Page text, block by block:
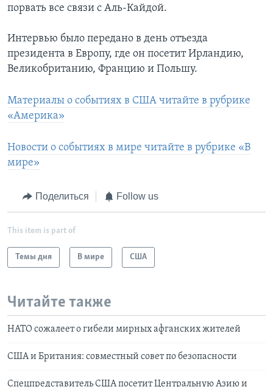
порвать все связи с Аль-Кайдой.
Интервью было передано в день отъезда
президента в Европу, где он посетит Ирландию,
Великобританию, Францию и Польшу.
Материалы о событиях в США читайте в рубрике
«Америка»
Новости о событиях в мире читайте в рубрике «В
мире»
Поделиться Follow us
This item is part of
Темы дня В мире США
Читайте также
НАТО сожалеет о гибели мирных афганских жителей
США и Британия: совместный совет по безопасности
Cпецпредставитель США посетит Центральную Азию и